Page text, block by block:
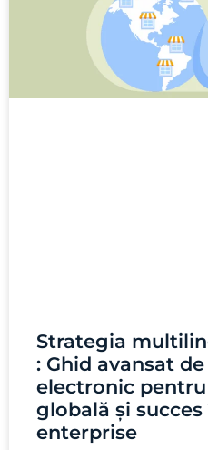
Strategia
: Ghid avansat
electronic
globală și
enterprise